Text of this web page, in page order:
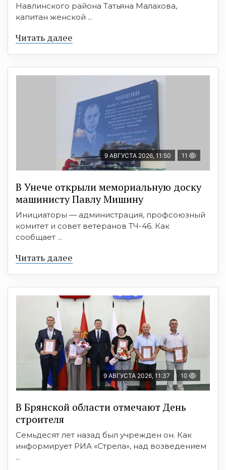
Навлинского района Татьяна Малахова,
капитан женской ...
Читать далее
9 АВГУСТА 2026, 11:50 11
В Унече открыли мемориальную доску
машинисту Павлу Мишину
Инициаторы — администрация, профсоюзный
комитет и совет ветеранов ТЧ-46. Как
сообщает ...
Читать далее
9 АВГУСТА 2026, 11:37 10
В Брянской области отмечают День
строителя
Семьдесят лет назад был учрежден он. Как
информирует РИА «Стрела», над возведением
...